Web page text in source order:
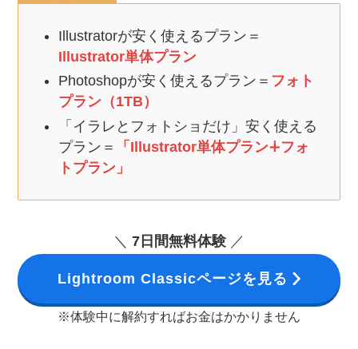
Illustratorが安く使えるプラン＝
Illustrator単体プラン
Photoshopが安く使えるプラン＝ フォト
プラン（1TB）
「イラレとフォトショだけ」安く使える
プラン＝
「Illustrator単体プラン∔フォ
トプラン」
＼ 7日間無料体験 ／
Lightroom Classicページを見る
※体験中に解約すればお金はかかりません